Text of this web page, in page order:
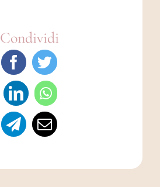
Condividi